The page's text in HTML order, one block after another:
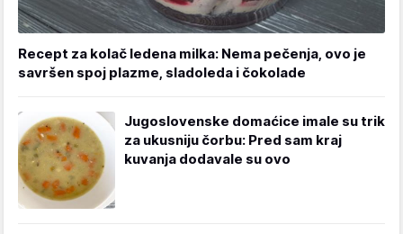
Recept za kolač ledena milka: Nema pečenja, ovo je
savršen spoj plazme, sladoleda i čokolade
Jugoslovenske domaćice imale su trik
za ukusniju čorbu: Pred sam kraj
kuvanja dodavale su ovo